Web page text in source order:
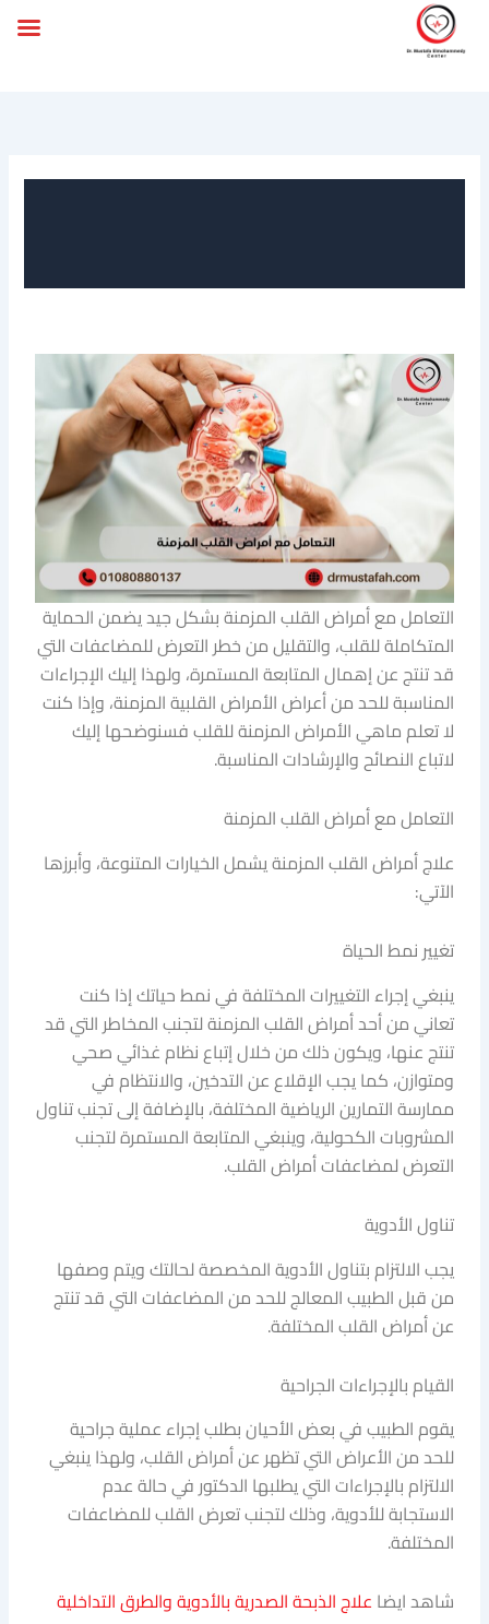
تخطي
المحتوى
التعامل مع أمراض القلب المزمنة بشكل جيد يضمن الحماية
المتكاملة للقلب، والتقليل من خطر التعرض للمضاعفات التي
قد تنتج عن إهمال المتابعة المستمرة، ولهذا إليك الإجراءات
المناسبة للحد من أعراض الأمراض القلبية المزمنة، وإذا كنت
لا تعلم ماهي الأمراض المزمنة للقلب فسنوضحها إليك
لاتباع النصائح والإرشادات المناسبة.
التعامل مع أمراض القلب المزمنة
علاج أمراض القلب المزمنة يشمل الخيارات المتنوعة، وأبرزها
الآتي:
تغيير نمط الحياة
ينبغي إجراء التغييرات المختلفة في نمط حياتك إذا كنت
تعاني من أحد أمراض القلب المزمنة لتجنب المخاطر التي قد
تنتج عنها، ويكون ذلك من خلال إتباع نظام غذائي صحي
ومتوازن، كما يجب الإقلاع عن التدخين، والانتظام في
ممارسة التمارين الرياضية المختلفة، بالإضافة إلى تجنب تناول
المشروبات الكحولية، وينبغي المتابعة المستمرة لتجنب
التعرض لمضاعفات أمراض القلب.
تناول الأدوية
يجب الالتزام بتناول الأدوية المخصصة لحالتك ويتم وصفها
من قبل الطبيب المعالج للحد من المضاعفات التي قد تنتج
عن أمراض القلب المختلفة.
القيام بالإجراءات الجراحية
يقوم الطبيب في بعض الأحيان بطلب إجراء عملية جراحية
للحد من الأعراض التي تظهر عن أمراض القلب، ولهذا ينبغي
الالتزام بالإجراءات التي يطلبها الدكتور في حالة عدم
الاستجابة للأدوية، وذلك لتجنب تعرض القلب للمضاعفات
المختلفة.
شاهد ايضا علاج الذبحة الصدرية بالأدوية والطرق التداخلية